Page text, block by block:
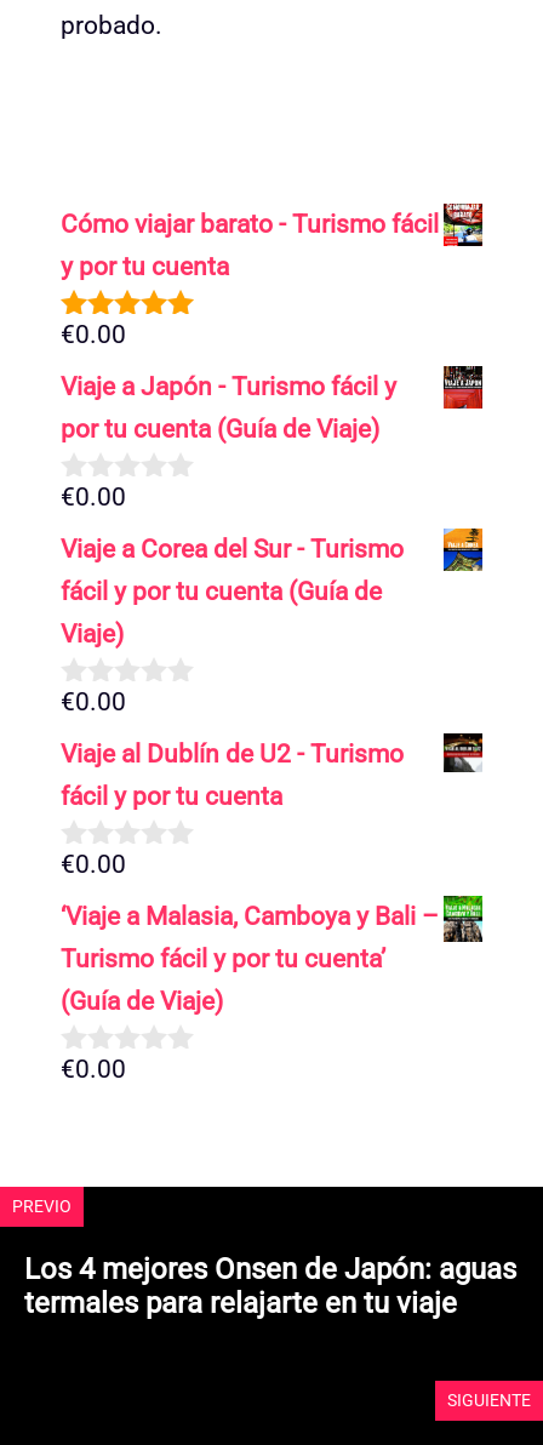
probado.
Cómo viajar barato - Turismo fácil
y por tu cuenta
5.00de 5
€0.00
Viaje a Japón - Turismo fácil y
por tu cuenta (Guía de Viaje)
0
e
5
€0.00
Viaje a Corea del Sur - Turismo
fácil y por tu cuenta (Guía de
Viaje)
0
e
5
€0.00
Viaje al Dublín de U2 - Turismo
fácil y por tu cuenta
0
e
5
€0.00
‘Viaje a Malasia, Camboya y Bali –
Turismo fácil y por tu cuenta’
(Guía de Viaje)
0
€0.00
PREVIO
Los 4 mejores Onsen de Japón: aguas
termales para relajarte en tu viaje
SIGUIENTE